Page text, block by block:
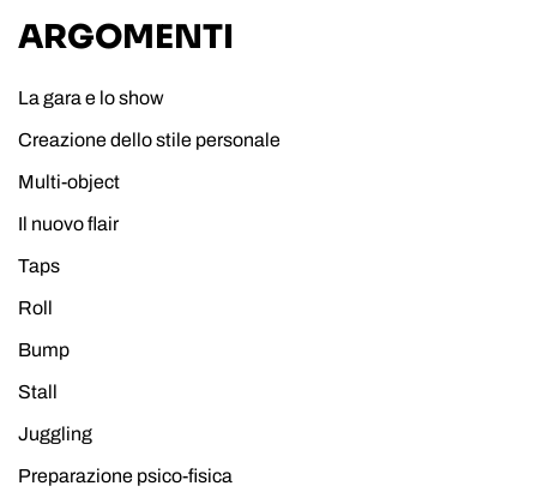
ARGOMENTI
La gara e lo show
Creazione dello stile personale
Multi-object
Il nuovo flair
Taps
Roll
Bump
Stall
Juggling
Preparazione psico-fisica